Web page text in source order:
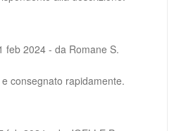
feb 2024 - da Romane S.
consegnato rapidamente.